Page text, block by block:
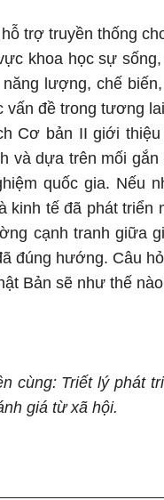
trợ truyền thống
khoa học sự
lượng, chế
vấn đề trong tương
Cơ bản II giới
và dựa trên mối
quốc gia. Nếu
kinh tế đã phát
cạnh tranh giữa
đúng hướng. Câu
Bản sẽ như thế
cùng: Triết lý phát
giá từ xã hội.